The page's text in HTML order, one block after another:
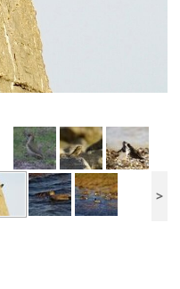
>